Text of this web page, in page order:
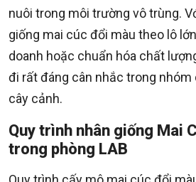
nuôi trong môi trường vô trùng.
giống mai cúc đổi màu theo lô
doanh hoặc chuẩn hóa chất
đi rất đáng cân nhắc trong
cây cảnh.
Quy trình nhân giống Mai
trong phòng LAB